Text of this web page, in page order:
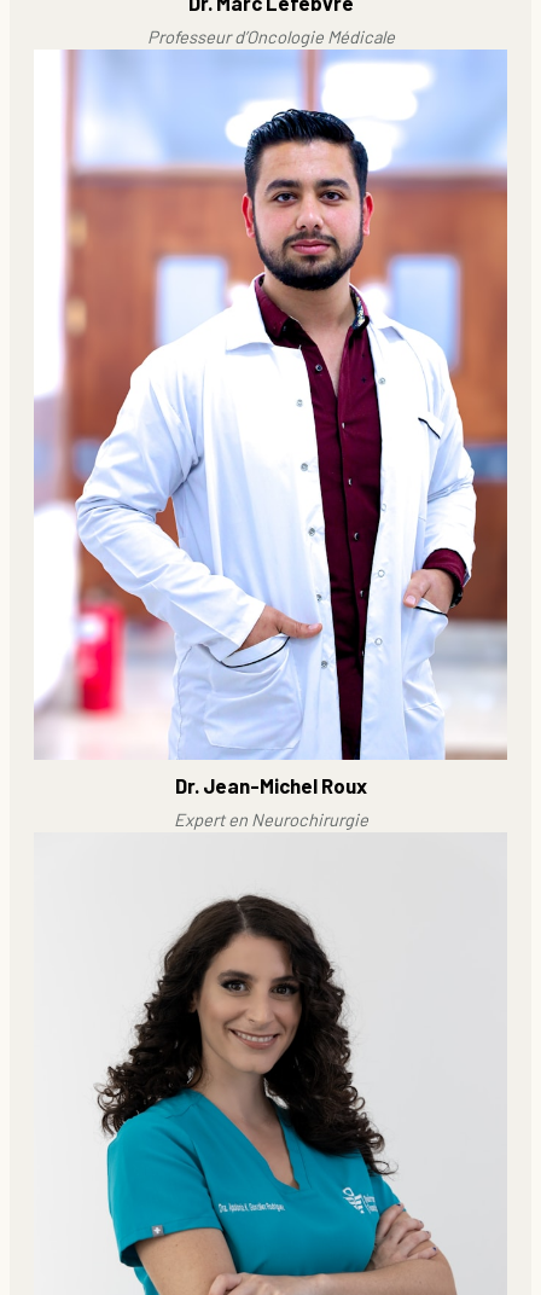
Professeur d’Oncologie Médicale
Dr. Jean-Michel Roux
Expert en Neurochirurgie